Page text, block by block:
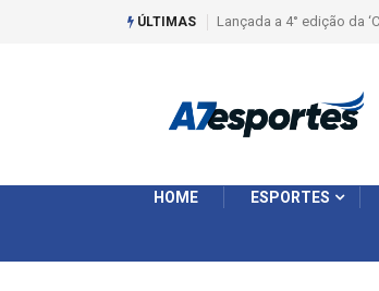
ÚLTIMAS Lançada a 4° edição da
HOME ESPORTES